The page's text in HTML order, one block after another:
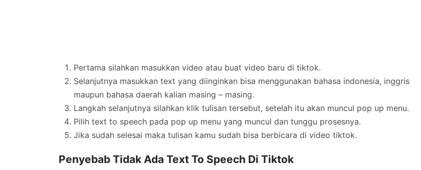
Pertama silahkan masukkan video atau buat video baru di tiktok.
Selanjutnya masukkan text yang diinginkan bisa menggunakan bahasa indonesia, inggris
maupun bahasa daerah kalian masing – masing.
Langkah selanjutnya silahkan klik tulisan tersebut, setelah itu akan muncul pop up menu.
Pilih text to speech pada pop up menu yang muncul dan tunggu prosesnya.
Jika sudah selesai maka tulisan kamu sudah bisa berbicara di video tiktok.
Penyebab Tidak Ada Text To Speech Di Tiktok